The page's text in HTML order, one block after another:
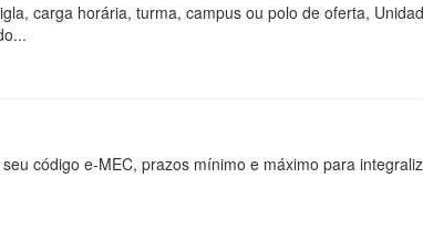
carga horária, turma, campus ou polo de oferta,
código e-MEC, prazos mínimo e máximo para